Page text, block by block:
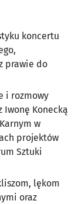
koncertu
prawie do
i rozmowy
Iwonę Konecką
w
projektów
Sztuki
lękom
oraz